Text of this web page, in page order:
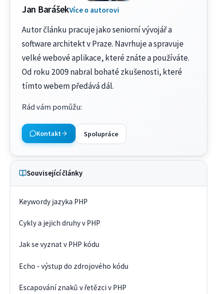
Jan BarášekVíce o autorovi
Autor článku pracuje jako seniorní vývojář a
software architekt v Praze. Navrhuje a spravuje
velké webové aplikace, které znáte a používáte.
Od roku 2009 nabral bohaté zkušenosti, které
tímto webem předává dál.
Rád vám pomůžu:
Kontakt Spolupráce
Související články
Keywordy jazyka PHP
Cykly a jejich druhy v PHP
Jak se vyznat v PHP kódu
Echo - výstup do zdrojového kódu
Escapování znaků v řetězci v PHP